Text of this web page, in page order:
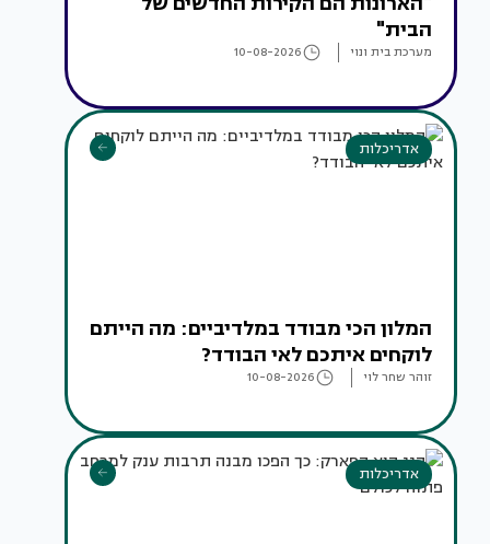
הבית"
מערכת בית ונוי 10-08-2026
אדריכלות
המלון הכי מבודד במלדיביים: מה הייתם
לוקחים איתכם לאי הבודד?
זוהר שחר לוי 10-08-2026
אדריכלות